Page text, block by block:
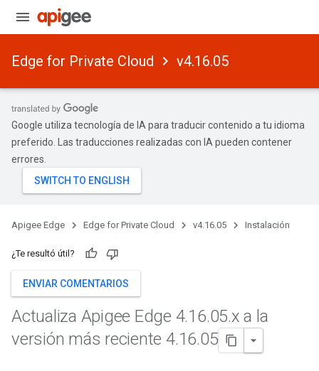
Edge for Private Cloud v4.16.05
Google utiliza tecnología de IA para traducir contenido a tu idioma
preferido. Las traducciones realizadas con IA pueden contener
errores.
Apigee Edge Edge for Private Cloud v4.16.05 Instalación
¿Te resultó útil?
ENVIAR COMENTARIOS
Actualiza Apigee Edge 4.16.05.x a la
versión más reciente 4.16.05